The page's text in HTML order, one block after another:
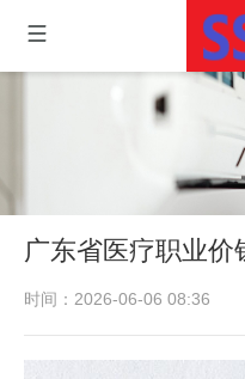
广东省医疗职业价
时间：2026-06-06 08:36